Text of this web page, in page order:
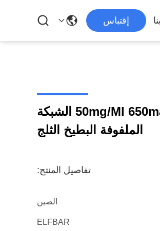
إقتباس
ELFBAR BC15000 الـ Elfbar الـ 50mg/Ml 650mah الشبكة
الملفوفة البطيخ الثلج
تفاصيل المنتج:
الصين
ELFBAR